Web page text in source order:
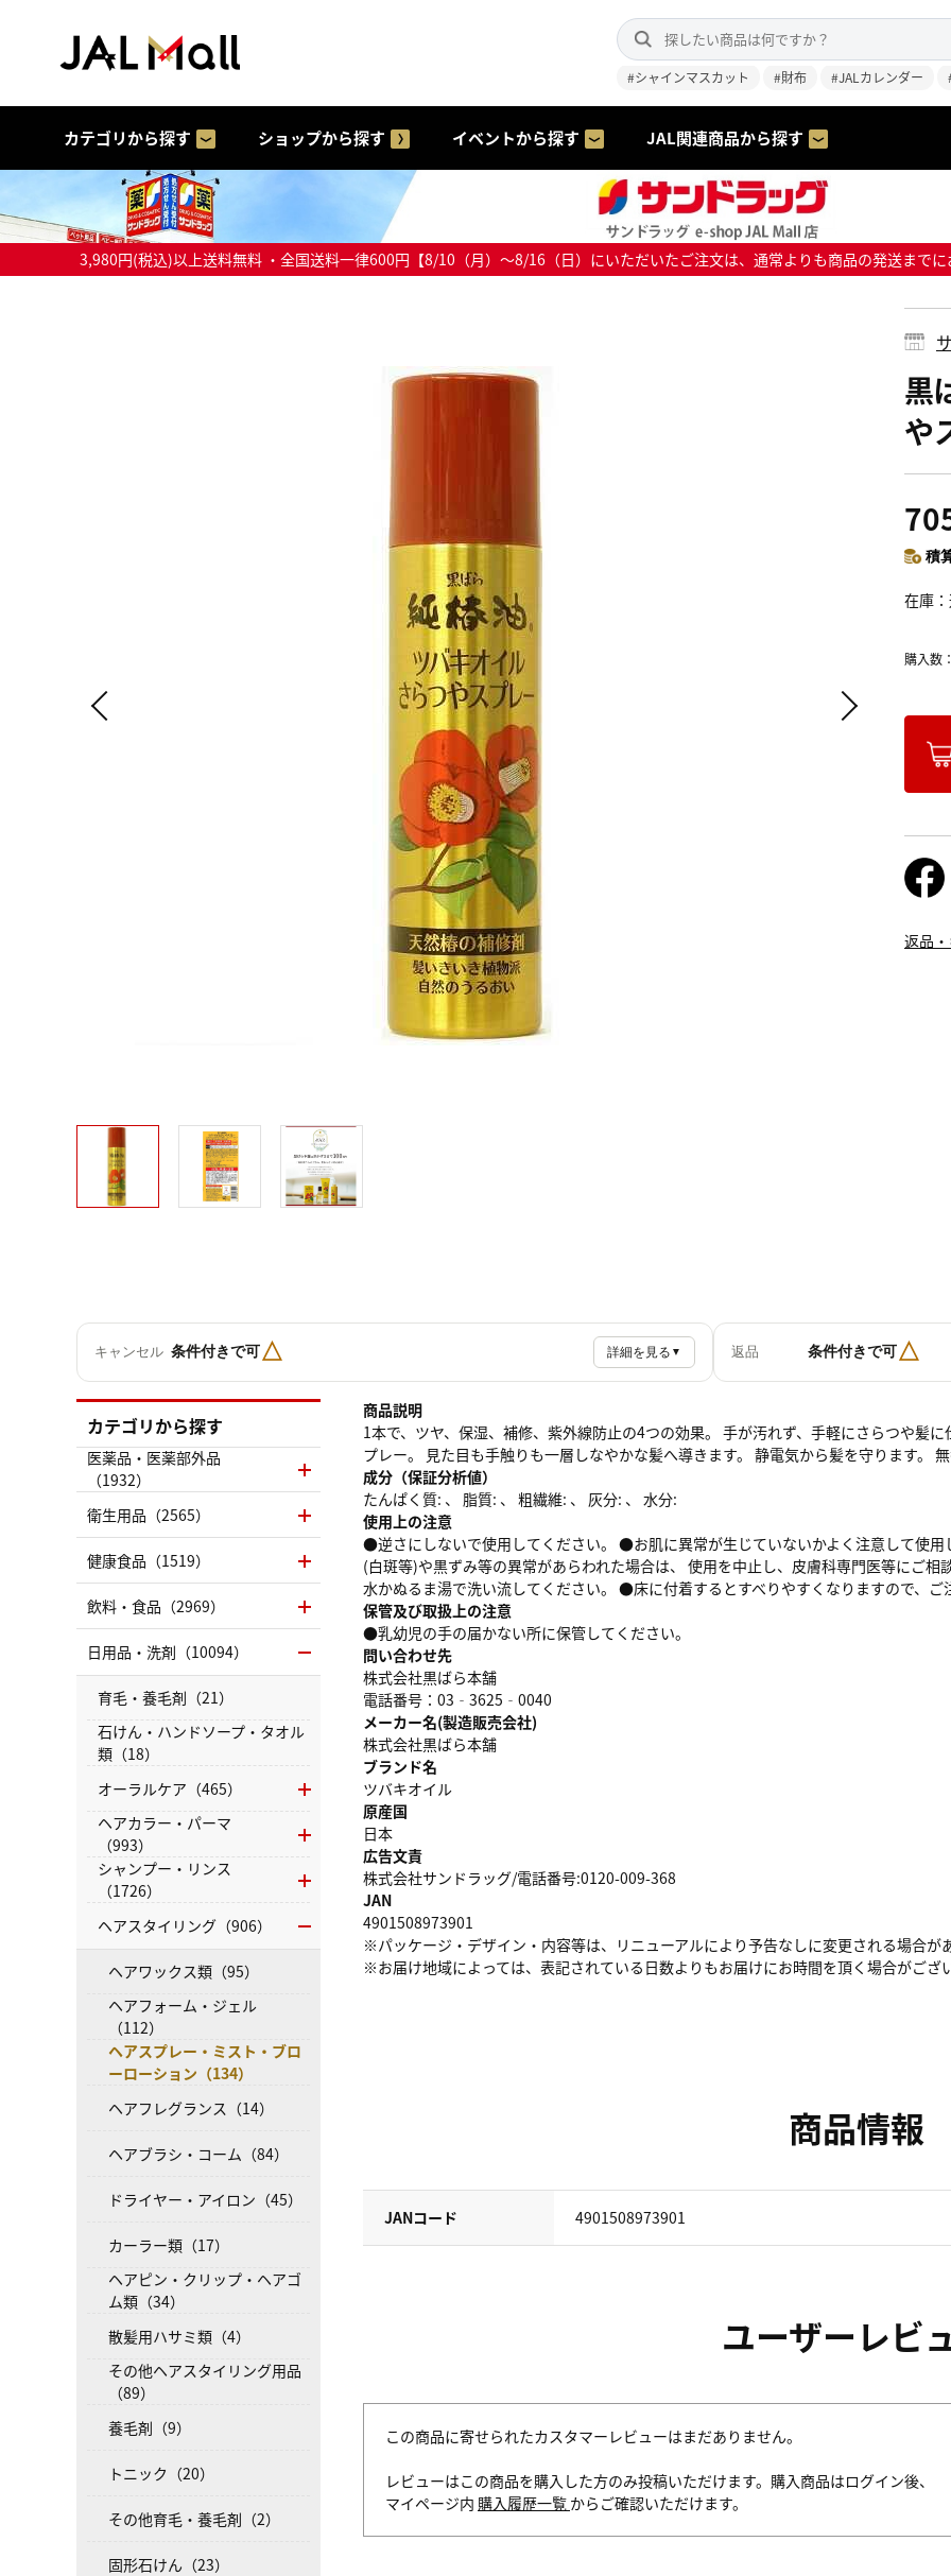
#シャインマスカット #財布 #JALカレンダー
カテゴリから探す ショップから探す イベントから探す JAL関連商品から探す
3,980円(税込)以上送料無料 ・全国送料一律600円【8/10（月）～8/16（日）にいただいたご注文は、通常よりも商品の発送まで
黒
や
積
在庫
購入数：
返品
キャンセル 条件付きで可△ 詳細を見る ▼ 返品 条件付きで可△
商品説明
1本で、ツヤ、保湿、補修、紫外線防止の4つの効果。 手が汚れず、手軽にさらつや髪
プレー。 見た目も手触りも一層しなやかな髪へ導きます。 静電気から髪を守ります。
成分（保証分析値）
たんぱく質: 、 脂質: 、 粗繊維: 、 灰分: 、 水分:
使用上の注意
●逆さにしないで使用してください。 ●お肌に異常が生じていないかよく注意して使
(白斑等)や黒ずみ等の異常があらわれた場合は、 使用を中止し、皮膚科専門医等にご
水かぬるま湯で洗い流してください。 ●床に付着するとすべりやすくなりますので、ご
保管及び取扱上の注意
●乳幼児の手の届かない所に保管してください。
問い合わせ先
株式会社黒ばら本舗
電話番号：03‐3625‐0040
メーカー名(製造販売会社)
株式会社黒ばら本舗
ブランド名
ツバキオイル
原産国
日本
広告文責
株式会社サンドラッグ/電話番号:0120-009-368
JAN
4901508973901
※パッケージ・デザイン・内容等は、リニューアルにより予告なしに変更される場合が
※お届け地域によっては、表記されている日数よりもお届けにお時間を頂く場合がござい
商品情報
JANコード 4901508973901
ユーザーレビ
この商品に寄せられたカスタマーレビューはまだありません。
レビューはこの商品を購入した方のみ投稿いただけます。購入商品はログイン後、
マイページ内 購入履歴一覧 からご確認いただけます。
カテゴリから探す
医薬品・医薬部外品
（1932）
衛生用品（2565）
健康食品（1519）
飲料・食品（2969）
日用品・洗剤（10094）
育毛・養毛剤（21）
石けん・ハンドソープ・タオル
類（18）
オーラルケア（465）
ヘアカラー・パーマ
（993）
シャンプー・リンス
（1726）
ヘアスタイリング（906）
ヘアワックス類（95）
ヘアフォーム・ジェル
（112）
ヘアスプレー・ミスト・ブロ
ーローション（134）
ヘアフレグランス（14）
ヘアブラシ・コーム（84）
ドライヤー・アイロン（45）
カーラー類（17）
ヘアピン・クリップ・ヘアゴ
ム類（34）
散髪用ハサミ類（4）
その他ヘアスタイリング用品
（89）
養毛剤（9）
トニック（20）
その他育毛・養毛剤（2）
固形石けん（23）